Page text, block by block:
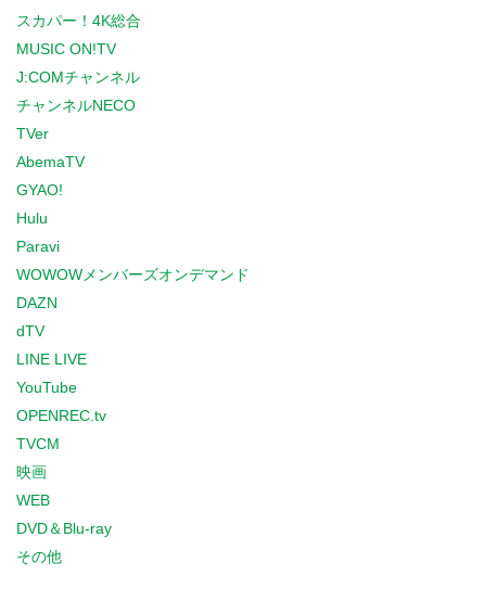
スカパー！4K総合
MUSIC ON!TV
J:COMチャンネル
チャンネルNECO
TVer
AbemaTV
GYAO!
Hulu
Paravi
WOWOWメンバーズオンデマンド
DAZN
dTV
LINE LIVE
YouTube
OPENREC.tv
TVCM
映画
WEB
DVD＆Blu-ray
その他